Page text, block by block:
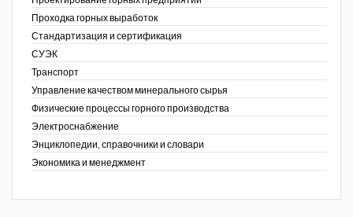
Проходка горных выработок
Стандартизация и сертификация
СУЭК
Транспорт
Управление качеством минерального сырья
Физические процессы горного производства
Электроснабжение
Энциклопедии, справочники и словари
Экономика и менеджмент